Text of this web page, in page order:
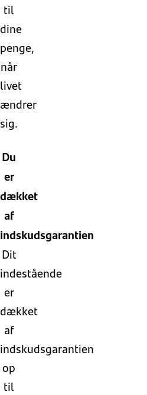
til
dine
penge,
når
livet
ændrer
sig.
Du
er
dækket
af
indskudsgarantien
Dit
indestående
er
dækket
af
indskudsgarantien
op
til